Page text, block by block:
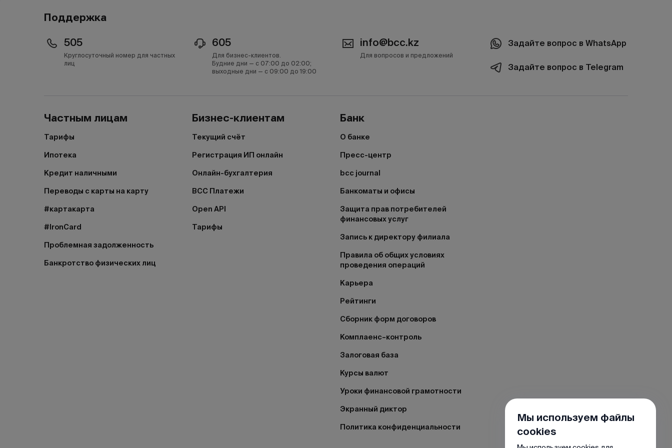
Поддержка
505
Круглосуточный номер для частных
лиц
605
Для бизнес-клиентов.
Будние дни — с 07:00 до 02:00;
выходные дни — с 09:00 до 19:00
info@bcc.kz
Для вопросов и предложений
Задайте вопрос в WhatsApp
Задайте вопрос в Telegram
Частным лицам
Тарифы
Ипотека
Кредит наличными
Переводы с карты на карту
#картакарта
#IronCard
Проблемная задолженность
Банкротство физических лиц
Бизнес-клиентам
Текущий счёт
Регистрация ИП онлайн
Онлайн-бухгалтерия
BCC Платежи
Open API
Тарифы
Банк
О банке
Пресс-центр
bcc journal
Банкоматы и офисы
Защита прав потребителей
финансовых услуг
Запись к директору филиала
Правила об общих условиях
проведения операций
Карьера
Рейтинги
Сборник форм договоров
Комплаенс–контроль
Залоговая база
Курсы валют
Уроки финансовой грамотности
Экранный диктор
Политика конфиденциальности
Мы используем файлы
cookies